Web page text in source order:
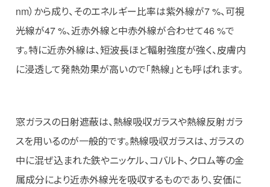
nm）から成り、そのエネルギー比率は紫外線が7 %、可視
光線が47 %、近赤外線と中赤外線が合わせて46 %で
す。特に近赤外線は、短波長ほど輻射強度が強く、皮膚内
に浸透して発熱効果が高いので「熱線」とも呼ばれます。
窓ガラスの日射遮蔽は、熱線吸収ガラスや熱線反射ガラ
スを用いるのが一般的です。熱線吸収ガラスは、ガラスの
中に混ぜ込まれた鉄やニッケル、コバルト、クロム等の金
属成分により近赤外線光を吸収するものであり、安価に